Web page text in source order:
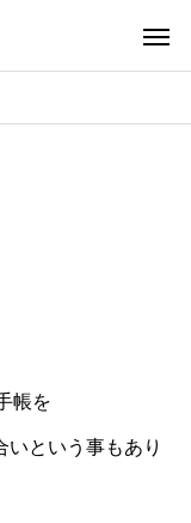
帳を
いという事もあり